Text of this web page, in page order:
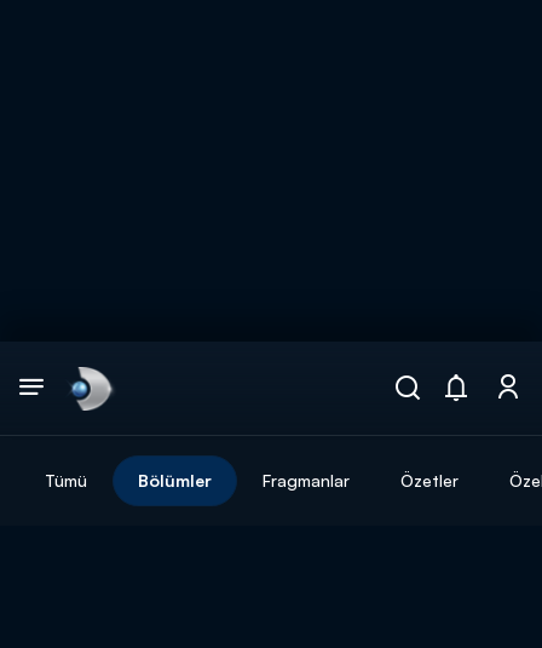
Tümü Bölümler Fragmanlar Özetler